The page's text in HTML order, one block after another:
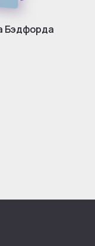
Бэдфорда